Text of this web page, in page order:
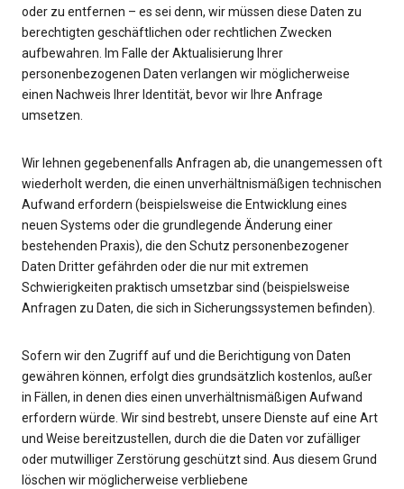
oder zu entfernen – es sei denn, wir müssen diese Daten zu
berechtigten geschäftlichen oder rechtlichen Zwecken
aufbewahren. Im Falle der Aktualisierung Ihrer
personenbezogenen Daten verlangen wir möglicherweise
einen Nachweis Ihrer Identität, bevor wir Ihre Anfrage
umsetzen.
Wir lehnen gegebenenfalls Anfragen ab, die unangemessen oft
wiederholt werden, die einen unverhältnismäßigen technischen
Aufwand erfordern (beispielsweise die Entwicklung eines
neuen Systems oder die grundlegende Änderung einer
bestehenden Praxis), die den Schutz personenbezogener
Daten Dritter gefährden oder die nur mit extremen
Schwierigkeiten praktisch umsetzbar sind (beispielsweise
Anfragen zu Daten, die sich in Sicherungssystemen befinden).
Sofern wir den Zugriff auf und die Berichtigung von Daten
gewähren können, erfolgt dies grundsätzlich kostenlos, außer
in Fällen, in denen dies einen unverhältnismäßigen Aufwand
erfordern würde. Wir sind bestrebt, unsere Dienste auf eine Art
und Weise bereitzustellen, durch die die Daten vor zufälliger
oder mutwilliger Zerstörung geschützt sind. Aus diesem Grund
löschen wir möglicherweise verbliebene